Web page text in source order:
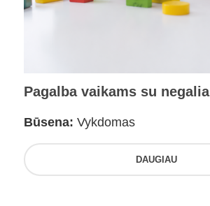
Pagalba vaikams su
Būsena: Vykdomas
DAUGIAU